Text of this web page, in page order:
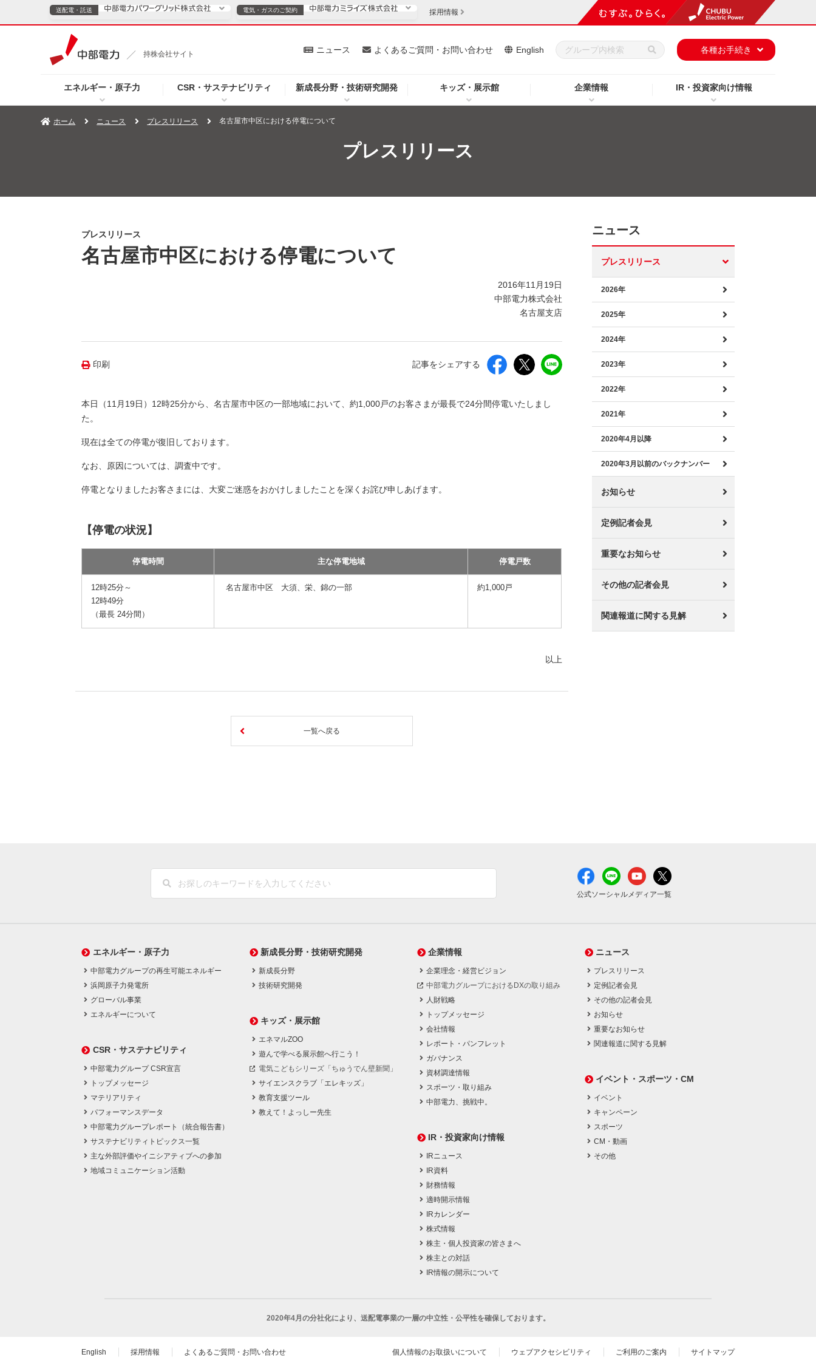
持株会社サイト
エネルギー・原子力 CSR・サステナビリティ 新成長分野・技術研究開発 キッズ・展示館 企業情報 IR・投資家向け情報
ニュース よくあるご質問・お問い合わせ English 各種お手続き
送配電・託送
TOPページへ ご案内 安定供給
企業情報
電気・ガスのご契約
電気・ガスのご契約
TOPページへ 個人のお客さま 法人のお客さま
採用情報
ホーム ニュース プレスリリース 名古屋市中区における停電について
プレスリリース
プレスリリース
名古屋市中区における停電について
2016年11月19日
中部電力株式会社
名古屋支店
印刷 記事をシェアする
本日（11月19日）12時25分から、名古屋市中区の一部地域において、約1,000戸のお客さまが最長で24分間停電いたしまし
た。
現在は全ての停電が復旧しております。
なお、原因については、調査中です。
停電となりましたお客さまには、大変ご迷惑をおかけしましたことを深くお詫び申しあげます。
【停電の状況】
停電時間 主な停電地域 停電戸数
12時25分～
12時49分
（最長 24分間）
名古屋市中区 大須、栄、錦の一部 約1,000戸
以上
一覧へ戻る
ニュース
プレスリリース
2026年
2025年
2024年
2023年
2022年
2021年
2020年4月以降
2020年3月以前のバックナンバー
お知らせ
定例記者会見
重要なお知らせ
その他の記者会見
関連報道に関する見解
公式ソーシャルメディア一覧
エネルギー・原子力
中部電力グループの再生可能エネルギー
浜岡原子力発電所
グローバル事業
エネルギーについて
CSR・サステナビリティ
中部電力グループ CSR宣言
トップメッセージ
マテリアリティ
パフォーマンスデータ
中部電力グループレポート（統合報告書）
サステナビリティトピックス一覧
主な外部評価やイニシアティブへの参加
地域コミュニケーション活動
新成長分野・技術研究開発
新成長分野
技術研究開発
キッズ・展示館
エネマルZOO
遊んで学べる展示館へ行こう！
電気こどもシリーズ「ちゅうでん壁新聞」
サイエンスクラブ「エレキッズ」
教育支援ツール
教えて！よっしー先生
企業情報
企業理念・経営ビジョン
中部電力グループにおけるDXの取り組み
人財戦略
トップメッセージ
会社情報
レポート・パンフレット
ガバナンス
資材調達情報
スポーツ・取り組み
中部電力、挑戦中。
IR・投資家向け情報
IRニュース
IR資料
財務情報
適時開示情報
IRカレンダー
株式情報
株主・個人投資家の皆さまへ
株主との対話
IR情報の開示について
ニュース
プレスリリース
定例記者会見
その他の記者会見
お知らせ
重要なお知らせ
関連報道に関する見解
イベント・スポーツ・CM
イベント
キャンペーン
スポーツ
CM・動画
その他
2020年4月の分社化により、 送配電事業の一層の中立性・公平性を確保しております。
English 採用情報 よくあるご質問・お問い合わせ 個人情報のお取扱いについて ウェブアクセシビリティ ご利用のご案内 サイトマップ